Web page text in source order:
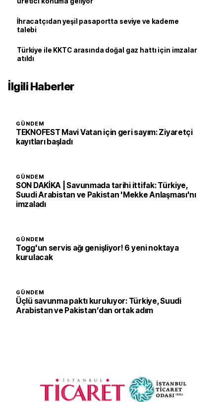
İhracatçıdan yeşil pasaportta seviye ve kademe
talebi
Türkiye ile KKTC arasında doğal gaz hattı için imzalar
atıldı
İlgili Haberler
GÜNDEM
TEKNOFEST Mavi Vatan için geri sayım: Ziyaretçi
kayıtları başladı
GÜNDEM
SON DAKİKA | Savunmada tarihi ittifak: Türkiye,
Suudi Arabistan ve Pakistan 'Mekke Anlaşması'nı
imzaladı
GÜNDEM
Togg'un servis ağı genişliyor! 6 yeni noktaya
kurulacak
GÜNDEM
Üçlü savunma paktı kuruluyor: Türkiye, Suudi
Arabistan ve Pakistan’dan ortak adım